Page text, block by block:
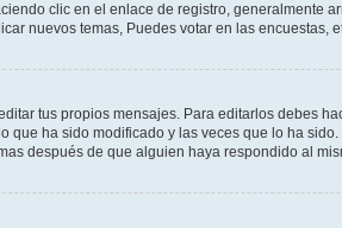
clic en el enlace de registro,
nuevos temas, Puedes votar en las encuestas,
tus propios mensajes. Para editarlos debes
que ha sido modificado y las veces que lo ha
después de que alguien haya respondido al